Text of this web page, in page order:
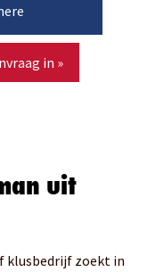
in »
uit
klusbedrijf zoekt in